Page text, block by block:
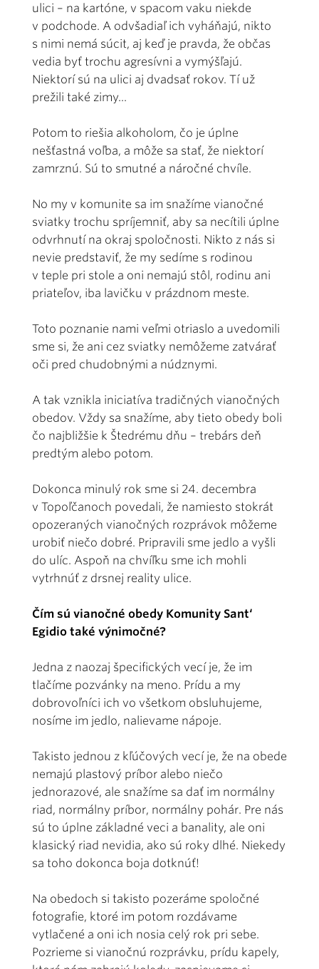
ulici – na kartóne, v spacom vaku niekde
v podchode. A odvšadiaľ ich vyháňajú, nikto
s nimi nemá súcit, aj keď je pravda, že občas
vedia byť trochu agresívni a vymýšľajú.
Niektorí sú na ulici aj dvadsať rokov. Tí už
prežili také zimy...
Potom to riešia alkoholom, čo je úplne
nešťastná voľba, a môže sa stať, že niektorí
zamrznú. Sú to smutné a náročné chvíle.
No my v komunite sa im snažíme vianočné
sviatky trochu spríjemniť, aby sa necítili úplne
odvrhnutí na okraj spoločnosti. Nikto z nás si
nevie predstaviť, že my sedíme s rodinou
v teple pri stole a oni nemajú stôl, rodinu ani
priateľov, iba lavičku v prázdnom meste.
Toto poznanie nami veľmi otriaslo a uvedomili
sme si, že ani cez sviatky nemôžeme zatvárať
oči pred chudobnými a núdznymi.
A tak vznikla iniciatíva tradičných vianočných
obedov. Vždy sa snažíme, aby tieto obedy boli
čo najbližšie k Štedrému dňu – trebárs deň
predtým alebo potom.
Dokonca minulý rok sme si 24. decembra
v Topoľčanoch povedali, že namiesto stokrát
opozeraných vianočných rozprávok môžeme
urobiť niečo dobré. Pripravili sme jedlo a vyšli
do ulíc. Aspoň na chvíľku sme ich mohli
vytrhnúť z drsnej reality ulice.
Čím sú vianočné obedy Komunity Sant‘
Egidio také výnimočné?
Jedna z naozaj špecifických vecí je, že im
tlačíme pozvánky na meno. Prídu a my
dobrovoľníci ich vo všetkom obsluhujeme,
nosíme im jedlo, nalievame nápoje.
Takisto jednou z kľúčových vecí je, že na obede
nemajú plastový príbor alebo niečo
jednorazové, ale snažíme sa dať im normálny
riad, normálny príbor, normálny pohár. Pre nás
sú to úplne základné veci a banality, ale oni
klasický riad nevidia, ako sú roky dlhé. Niekedy
sa toho dokonca boja dotknúť!
Na obedoch si takisto pozeráme spoločné
fotografie, ktoré im potom rozdávame
vytlačené a oni ich nosia celý rok pri sebe.
Pozrieme si vianočnú rozprávku, prídu kapely,